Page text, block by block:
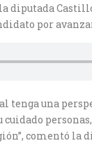
diputada
por
tenga una
comentó la